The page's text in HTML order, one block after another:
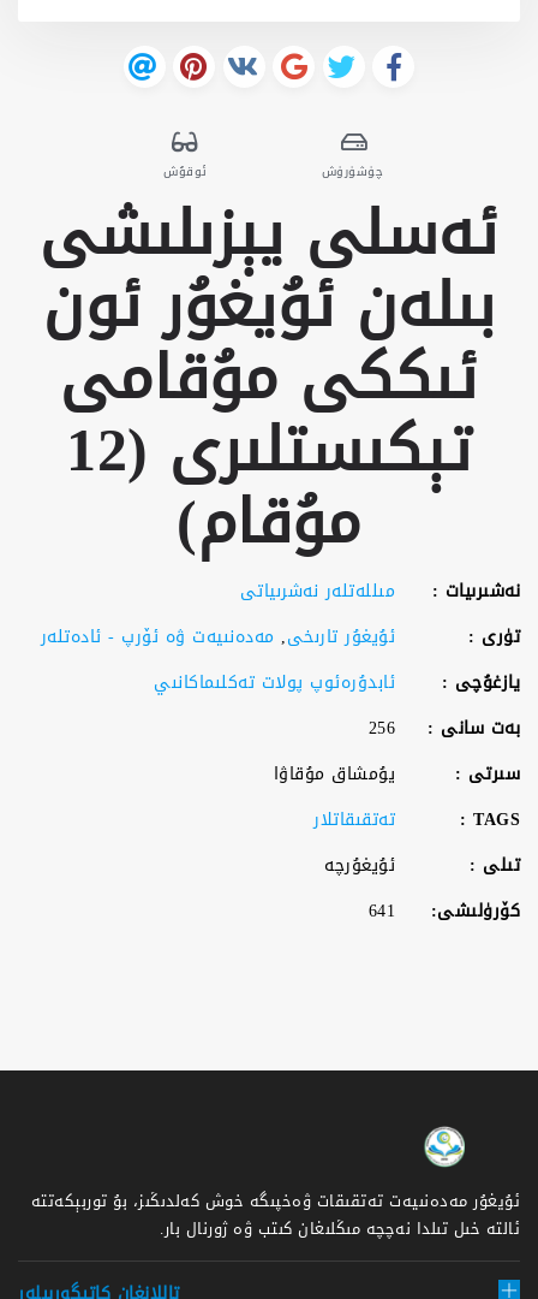
چۈشۈرۈش ئوقۇش
ئەسلى يېزىلىشى
بىلەن ئۇيغۇر ئون
ئىككى مۇقامى
تېكىستلىرى (12
مۇقام)
نەشىرىيات :
مىللەتلەر نەشرىياتى
تۈرى :
ئۇيغۇر تارىخى, مەدەنىيەت ۋە ئۆرپ - ئادەتلەر
يازغۇچى :
ئابدۇرەئوپ پولات تەكلىماكانىي
بەت سانى :
256
سىرتى :
يۇمشاق مۇقاۋا
TAGS :
تەتقىقاتلار
تىلى :
ئۇيغۇرچە
كۆرۈلىشى:
641
ئۇيغۇر مەدەنىيەت تەتقىقات ۋەخپىگە خوش كەلدىڭىز، بۇ توربېكەتتە
ئالتە خىل تىلدا نەچچە مىڭلىغان كىتب ۋە ژورنال بار.